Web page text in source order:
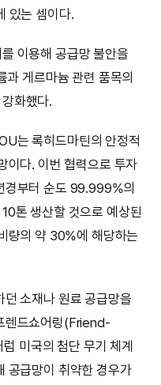
있는 셈이다.
이용해 공급망 불안을
게르마늄 관련 품목의
화했다.
는 록히드마틴의 안정적
이다. 이번 협력으로 투자
경부터 순도 99.999%의
톤 생산할 것으로 예상된
량의 약 30%에 해당하는
소재나 원료 공급망을
렌드쇼어링(Friend-
미국의 첨단 무기 체계
공급망이 취약한 경우가